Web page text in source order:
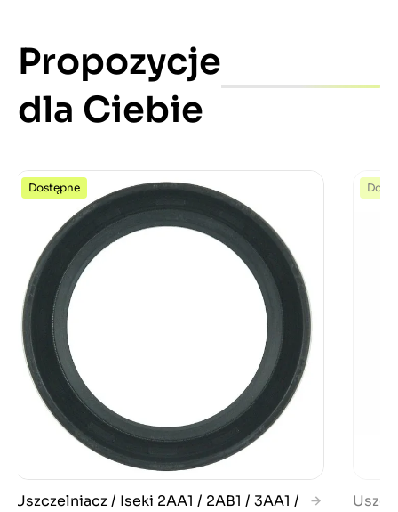
Propozycje
dla Ciebie
Dostępne
Uszczelniacz / Iseki 2AA1 / 2AB1 / 3AA1 /